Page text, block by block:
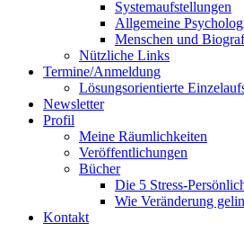
Systemaufstellungen
Allgemeine
Menschen und
Nützliche Links
Termine/Anmeldung
Lösungsorientierte
Newsletter
Profil
Meine Räumlichkeiten
Veröffentlichungen
Bücher
Die 5 Stress-
Wie Veränderung
Kontakt